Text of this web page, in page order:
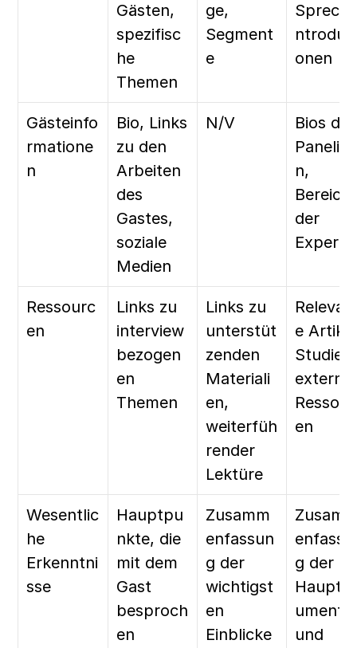
Gästen,
spezifisc
he
Themen
ge,
Segment
e
onen
Gästeinfo
rmatione
n
Bio, Links
zu den
Arbeiten
des
Gastes,
soziale
Medien
N/V
Bios der
n,
der
Ressourc
en
Links zu
interview
bezogen
en
Themen
Links zu
unterstüt
zenden
Materiali
en,
weiterfüh
render
Lektüre
e
Studien,
externe
en
Wesentlic
he
Erkenntni
sse
Hauptpu
nkte, die
mit dem
Gast
besproch
en
Zusamm
enfassun
g der
wichtigst
en
Einblicke
g der
umente
und